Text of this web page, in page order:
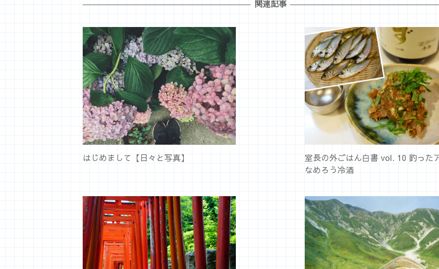
関連記事
はじめまして【日々と写真】
室長の外ごはん白書 vol. 10 釣った
なめろう冷酒